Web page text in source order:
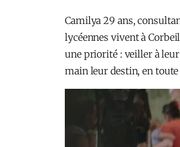
Camilya 29 ans,
lycéennes vivent à
une priorité : veiller à
main leur destin, en